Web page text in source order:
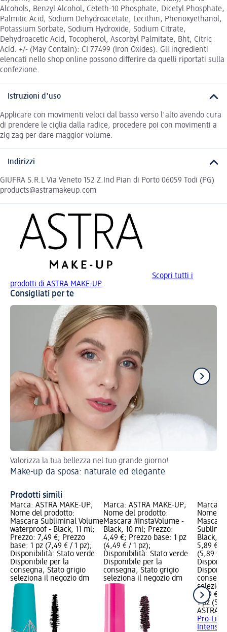
Alcohols, Benzyl Alcohol, Ceteth-10 Phosphate, Dicetyl Phosphate,
Palmitic Acid, Sodium Dehydroacetate, Lecithin, Phenoxyethanol,
Potassium Sorbate, Sodium Hydroxide, Sodium Citrate,
Dehydroacetic Acid, Tocopherol, Ascorbyl Palmitate, Bht, Citric
Acid. +/- (May Contain): CI 77499 (Iron Oxides). Gli ingredienti
elencati nello shop online possono differire da quelli riportati sulla
confezione.
Istruzioni d'uso
Applicare con movimenti veloci dal basso verso l'alto avendo cura
di prendere le ciglia dalla radice, procedere poi con movimenti a
zig zag per dare maggior volume.
Indirizzi
GIUFRA S.R.L Via Veneto 152 Z.Ind Pian di Porto 06059 Todi (PG)
products@astramakeup.com
Scopri tutti i
prodotti di ASTRA MAKE-UP
Consigliati per te
Valorizza la tua bellezza nel tuo grande giorno!
Make-up da sposa: naturale ed elegante
Prodotti simili
Marca: ASTRA MAKE-UP;
Nome del prodotto:
Mascara Subliminal Volume
waterproof - Black, 11 ml;
Prezzo: 7,49 €; Prezzo
base: 1 pz (7,49 € / 1 pz);
Disponibilità: Stato verde
Disponibile per la
consegna, Stato grigio
seleziona il negozio dm
Marca: ASTRA MAKE-UP;
Nome del prodotto:
Mascara #InstaVolume -
Black, 10 ml; Prezzo:
4,49 €; Prezzo base: 1 pz
(4,49 € / 1 pz);
Disponibilità: Stato verde
Disponibile per la
consegna, Stato grigio
seleziona il negozio dm
Marca:
Nome
Black,
5,89 €;
(5,89 € /
5,89 €
1 pz
ASTRA
Pro-
Intense